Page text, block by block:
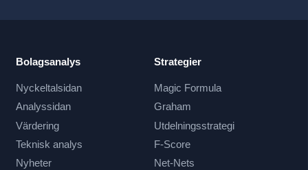
Bolagsanalys
Nyckeltalsidan
Analyssidan
Värdering
Teknisk analys
Nyheter
Strategier
Magic Formula
Graham
Utdelningsstrategi
F-Score
Net-Nets